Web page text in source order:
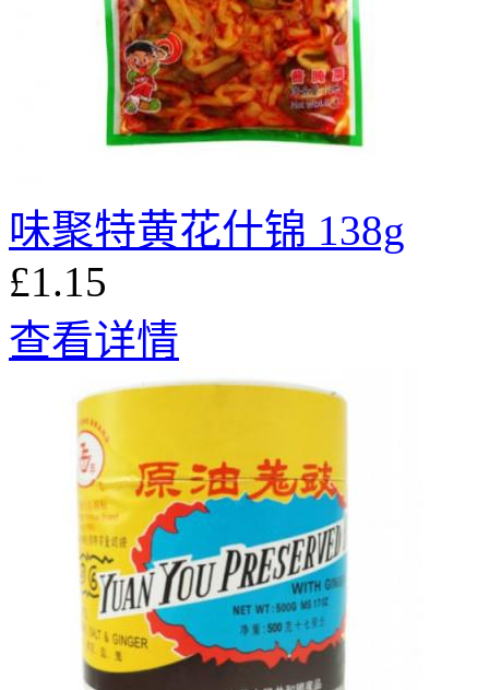
味聚特黄花什锦 138g
£1.15
查看详情